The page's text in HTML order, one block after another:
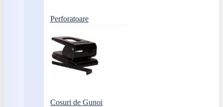
Perforatoare
Cosuri de Gunoi